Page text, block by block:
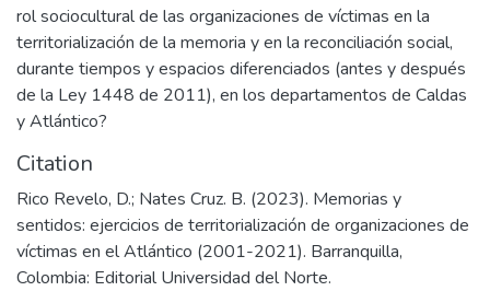
rol sociocultural de las organizaciones de víctimas en la
territorialización de la memoria y en la reconciliación social,
durante tiempos y espacios diferenciados (antes y después
de la Ley 1448 de 2011), en los departamentos de Caldas
y Atlántico?
Citation
Rico Revelo, D.; Nates Cruz. B. (2023). Memorias y
sentidos: ejercicios de territorialización de organizaciones de
víctimas en el Atlántico (2001-2021). Barranquilla,
Colombia: Editorial Universidad del Norte.